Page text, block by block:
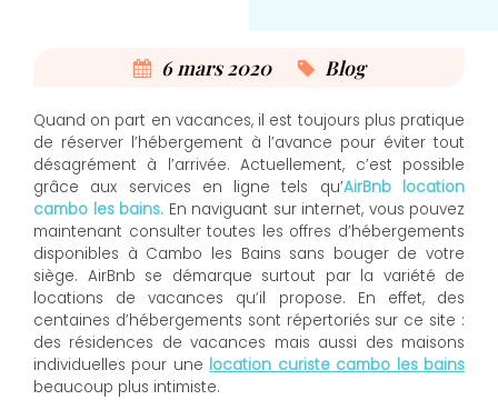
6 mars 2020 Blog
Quand on part en vacances, il est toujours plus pratique
de réserver l’hébergement à l’avance pour éviter tout
désagrément à l’arrivée. Actuellement, c’est possible
grâce aux services en ligne tels qu’AirBnb location
cambo les bains. En naviguant sur internet, vous pouvez
maintenant consulter toutes les offres d’hébergements
disponibles à Cambo les Bains sans bouger de votre
siège. AirBnb se démarque surtout par la variété de
locations de vacances qu’il propose. En effet, des
centaines d’hébergements sont répertoriés sur ce site :
des résidences de vacances mais aussi des maisons
individuelles pour une location curiste cambo les bains
beaucoup plus intimiste.